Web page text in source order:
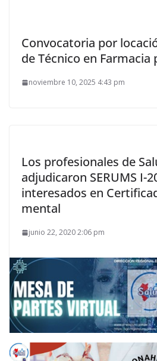
Convocatoria por
de Técnico en Farmacia
noviembre 10, 2025 4:43 pm
Los profesionales de
adjudicaron SERUMS I-
interesados en
mental
junio 22, 2020 2:06 pm